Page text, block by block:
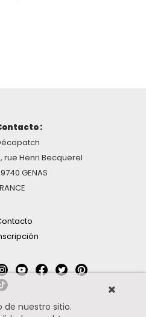
:
rue Henri Becquerel
GENAS
de nuestro sitio.